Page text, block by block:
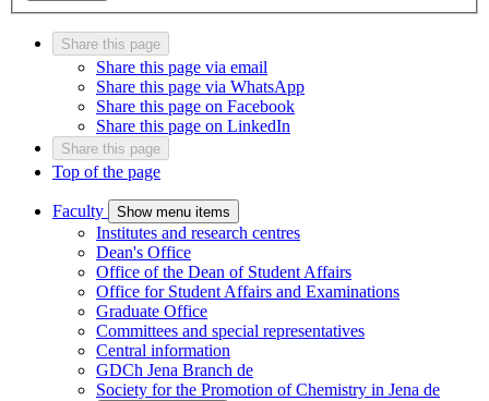
Share this page
Share this page via email
Share this page via WhatsApp
Share this page on Facebook
Share this page on LinkedIn
Share this page
Top of the page
Faculty Show menu items
Institutes and research centres
Dean's Office
Office of the Dean of Student Affairs
Office for Student Affairs and Examinations
Graduate Office
Committees and special representatives
Central information
GDCh Jena Branch de
Society for the Promotion of Chemistry in Jena de